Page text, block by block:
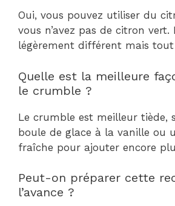
Oui, vous pouvez utiliser du
vous n’avez pas de citron vert.
légèrement différent mais tout
Quelle est la meilleure
le crumble ?
Le crumble est meilleur tiède,
boule de glace à la vanille ou
fraîche pour ajouter encore
Peut-on préparer cette
l’avance ?